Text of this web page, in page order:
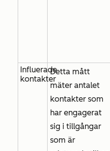
Influerade
kontakter
Detta mått
mäter antalet
kontakter som
har engagerat
sig i tillgångar
som är